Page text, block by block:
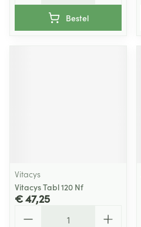
Bestel
Vitacys
Vitacys Tabl 120 Nf
€ 47,25